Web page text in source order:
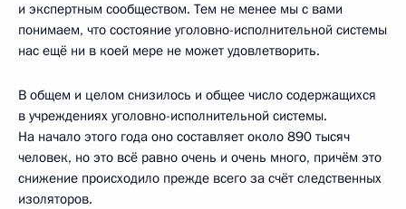
и экспертным сообществом. Тем не менее мы с вами
понимаем, что состояние уголовно-исполнительной системы
нас ещё ни в коей мере не может удовлетворить.
В общем и целом снизилось и общее число содержащихся
в учреждениях уголовно-исполнительной системы.
На начало этого года оно составляет около 890 тысяч
человек, но это всё равно очень и очень много, причём это
снижение происходило прежде всего за счёт следственных
изоляторов.